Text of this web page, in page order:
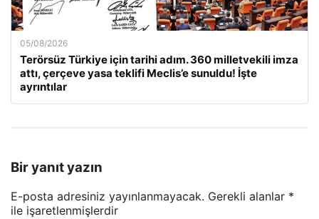
05/08/2026
Terörsüz Türkiye için tarihi adım. 360 milletvekili imza
attı, çerçeve yasa teklifi Meclis’e sunuldu! İşte
ayrıntılar
Bir yanıt yazın
E-posta adresiniz yayınlanmayacak. Gerekli alanlar *
ile işaretlenmişlerdir